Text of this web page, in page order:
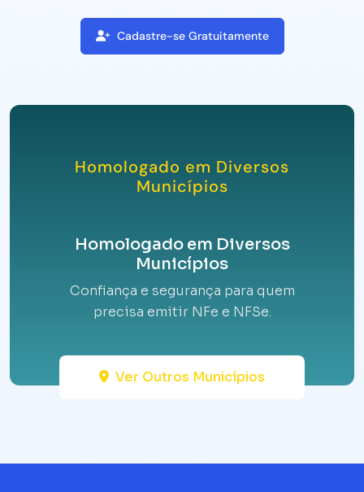
Cadastre-se Gratuitamente
Homologado em Diversos
Municípios
Homologado em Diversos
Municípios
Confiança e segurança para quem
precisa emitir NFe e NFSe.
Ver Outros Municípios